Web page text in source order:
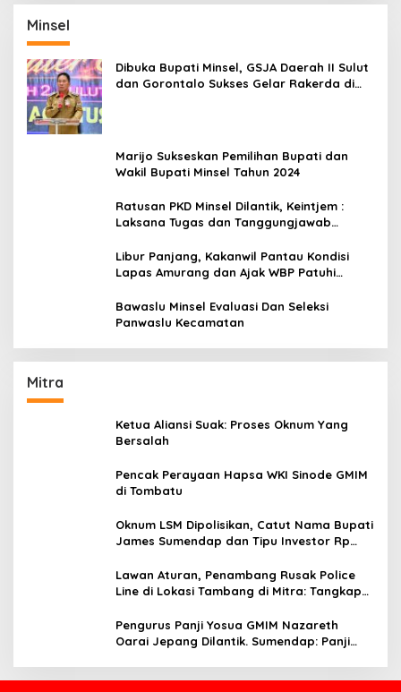
Minsel
Dibuka Bupati Minsel, GSJA Daerah II Sulut
dan Gorontalo Sukses Gelar Rakerda di
Marijo Sukseskan Pemilihan Bupati dan
Wakil Bupati Minsel Tahun 2024
Ratusan PKD Minsel Dilantik, Keintjem :
Laksana Tugas dan Tanggungjawab
Libur Panjang, Kakanwil Pantau Kondisi
Lapas Amurang dan Ajak WBP Patuhi
Bawaslu Minsel Evaluasi Dan Seleksi
Panwaslu Kecamatan
Mitra
Ketua Aliansi Suak: Proses Oknum Yang
Bersalah
Pencak Perayaan Hapsa WKI Sinode GMIM
di Tombatu
Oknum LSM Dipolisikan, Catut Nama Bupati
James Sumendap dan Tipu Investor Rp
Lawan Aturan, Penambang Rusak Police
Line di Lokasi Tambang di Mitra: Tangkap
Pengurus Panji Yosua GMIM Nazareth
Oarai Jepang Dilantik. Sumendap: Panji